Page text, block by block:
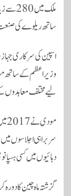
ملک
ساتھ ریلوے کی
اسپین کی سرکاری
وزیراعظم کے ساتھ
لیے مختلف
سربراہی اجلاسوں
دہائیوں میں کسی
گزشتہ ماہ چین کا